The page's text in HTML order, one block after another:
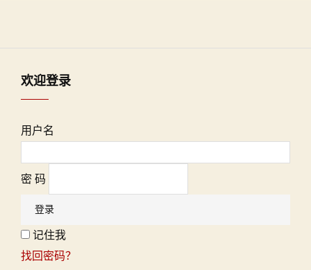
欢迎登录
用户名
密 码
记住我
找回密码？